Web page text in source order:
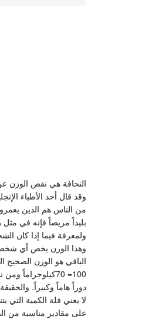
النحافة هي نقص الوزن
وقد قال أحد الأطباء
من الناس هم الذين
بليداً مريضاً فإنه في
ولمعرفة فيما إذا كان
100=
دوراً هاماً وكبيراً.
لا يعني قلة الكمية
على مقادير مناسبة من